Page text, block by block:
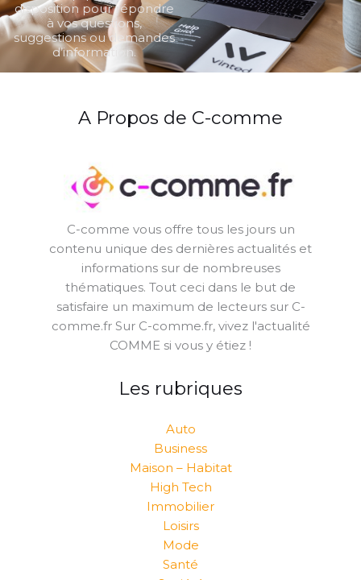
disposition pour répondre
à vos questions,
suggestions ou demandes
d’information.
A Propos de C-comme
C-comme vous offre tous les jours un
contenu unique des dernières actualités et
informations sur de nombreuses
thématiques. Tout ceci dans le but de
satisfaire un maximum de lecteurs sur C-
comme.fr Sur C-comme.fr, vivez l'actualité
COMME si vous y étiez !
Les rubriques
Auto
Business
Maison – Habitat
High Tech
Immobilier
Loisirs
Mode
Santé